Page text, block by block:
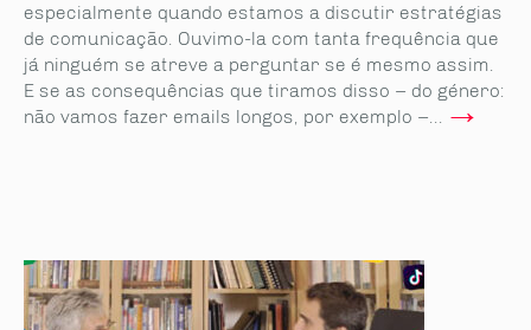
especialmente quando estamos a discutir estratégias
de comunicação. Ouvimo-la com tanta frequência que
já ninguém se atreve a perguntar se é mesmo assim.
E se as consequências que tiramos disso – do género:
não vamos fazer emails longos, por exemplo –...→